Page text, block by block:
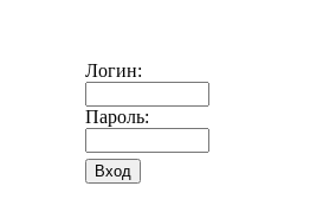
Логин:
Пароль: